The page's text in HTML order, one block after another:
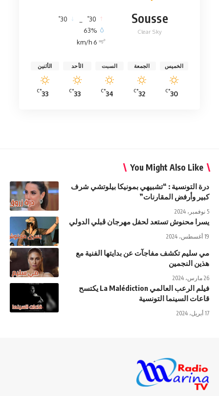
Sousse
Clear Sky
30
°
30
°
63%
6 km/h
الخميس
30
°C
الجمعة
32
°C
السبت
34
°C
الأحد
33
°C
الأثنين
33
°C
You Might Also Like
درة التونسية : “تشبيهي بمونيكا بيلوتشي شرف
كبير وأرفض المقارنات”
5 نوفمبر، 2024
يسرا محنوش تستعد لحفل مهرجان ڨبلي الدولي
19 أغسطس، 2024
مي سليم تكشف مفاجآت عن بدايتها الفنية مع
هذين النجمين
26 مارس، 2024
فيلم الرعب العالمي La Malédiction يكتسح
قاعات السينما التونسية
17 أبريل، 2024